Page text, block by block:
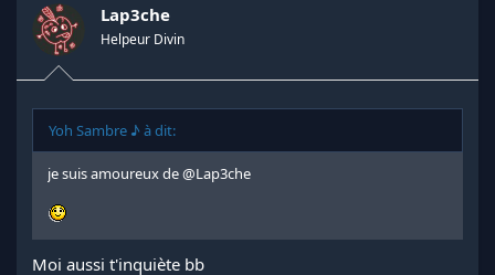
n
s
:
Lap3che
Helpeur Divin
Yoh Sambre ♪ à dit:
je suis amoureux de@Lap3che
Moi aussi t'inquiète bb